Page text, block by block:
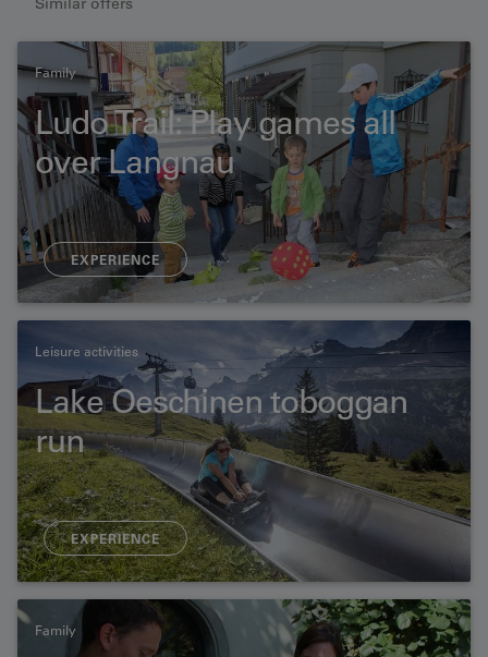
Family
Ludo Trail: Play games all
over Langnau
EXPERIENCE
Leisure activities
Lake Oeschinen toboggan
run
EXPERIENCE
Family